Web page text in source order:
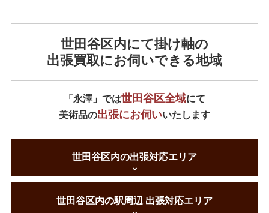
世田谷区内にて掛け軸の
出張買取にお伺いできる地域
「永澤」では世田谷区全域にて
美術品の出張にお伺いいたします
世田谷区内の出張対応エリア
世田谷区内の駅周辺 出張対応エリア